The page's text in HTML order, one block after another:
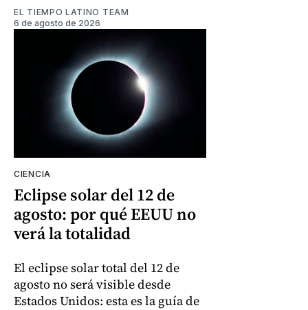
EL TIEMPO LATINO TEAM
6 de agosto de 2026
CIENCIA
Eclipse solar del 12 de
agosto: por qué EEUU no
verá la totalidad
El eclipse solar total del 12 de
agosto no será visible desde
Estados Unidos: esta es la guía de